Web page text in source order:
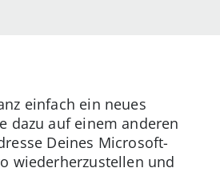
einfach ein neues
dazu auf einem anderen
Deines Microsoft-
wiederherzustellen und